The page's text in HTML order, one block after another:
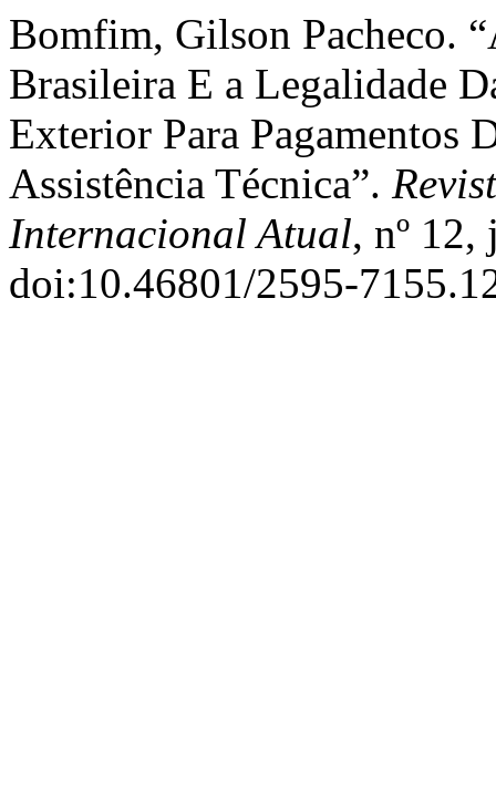
Bomfim, Gilson Pacheco.
Brasileira E a Legalidade
Exterior Para Pagamentos
Assistência Técnica”.
Internacional Atual, nº
doi:10.46801/2595-